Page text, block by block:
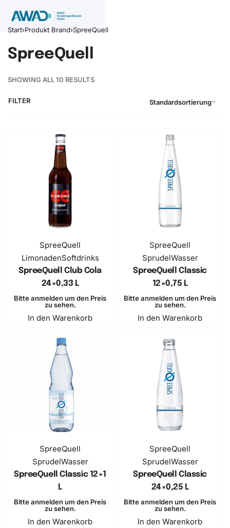
Start›Produkt Brand›SpreeQuell
SpreeQuell
SHOWING ALL 10 RESULTS
Standardsortierung
FILTER
SpreeQuell
LimonadenSoftdrinks
SpreeQuell Club Cola
24×0,33 L
Bitte anmelden um den Preis
zu sehen.
In den Warenkorb
SpreeQuell
SprudelWasser
SpreeQuell Classic
12×0,75 L
Bitte anmelden um den Preis
zu sehen.
In den Warenkorb
SpreeQuell
SprudelWasser
SpreeQuell Classic 12×1
L
Bitte anmelden um den Preis
zu sehen.
In den Warenkorb
SpreeQuell
SprudelWasser
SpreeQuell Classic
24×0,25 L
Bitte anmelden um den Preis
zu sehen.
In den Warenkorb